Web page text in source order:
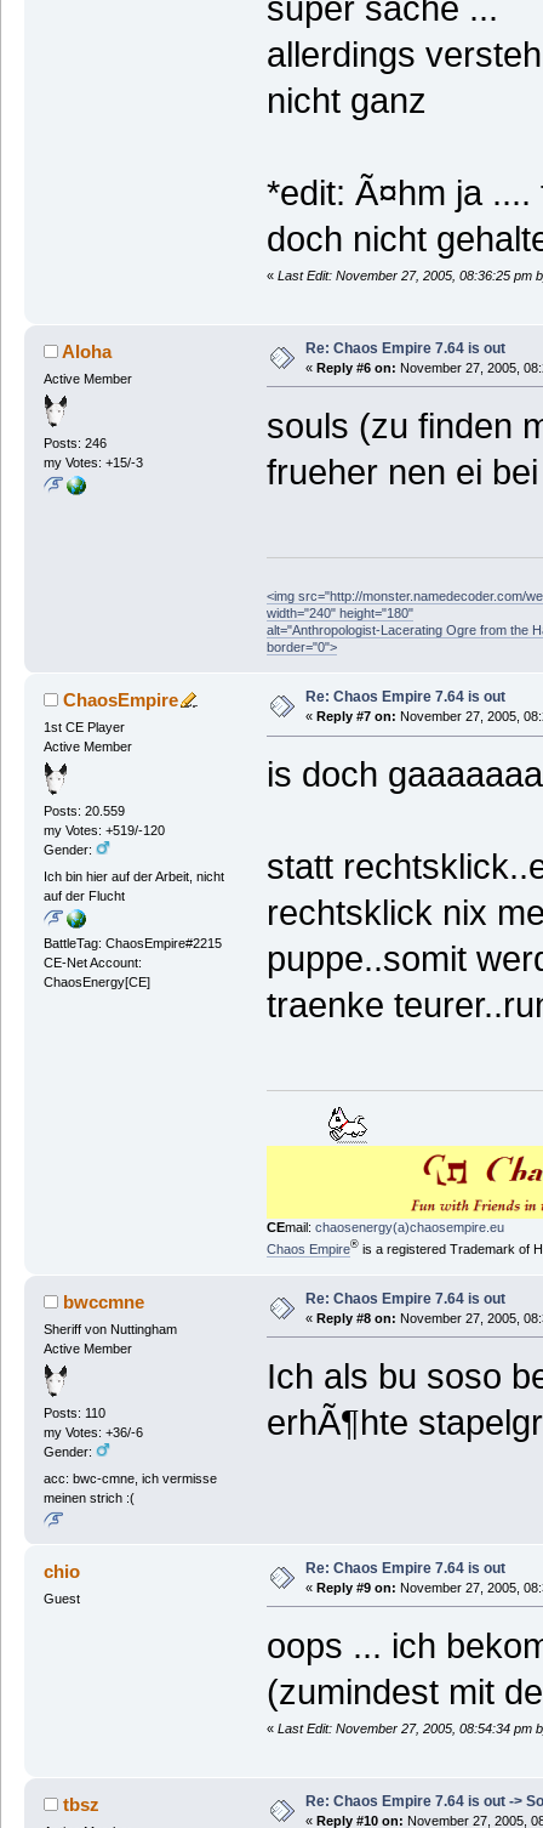
super sache ...
allerdings
nicht ganz
*edit: Ã¤hm ja
doch nicht
« Last Edit: November 27, 2005, 08:36:25 pm
Aloha
Active Member
Posts: 246
my Votes: +15/-3
Re: Chaos Empire 7.64 is out
« Reply #6 on: November 27, 2005,
souls (zu finden
frueher nen ei
<img src="http://monster.namedecoder.com/
width="240" height="180"
alt="Anthropologist-Lacerating Ogre from the
border="0">
ChaosEmpire
1st CE Player
Active Member
Posts: 20.559
my Votes: +519/-120
Gender:
Ich bin hier auf der Arbeit, nicht
auf der Flucht
BattleTag: ChaosEmpire#2215
CE-Net Account:
ChaosEnergy[CE]
Re: Chaos Empire 7.64 is out
« Reply #7 on: November 27, 2005,
is doch
statt
rechtsklick nix
puppe..somit
traenke
CEmail: chaosenergy(a)chaosempire.eu
Chaos Empire®is a registered Trademark of
bwccmne
Sheriff von Nuttingham
Active Member
Posts: 110
my Votes: +36/-6
Gender:
acc: bwc-cmne, ich vermisse
meinen strich :(
Re: Chaos Empire 7.64 is out
« Reply #8 on: November 27, 2005,
Ich als bu soso
erhÃ¶hte
chio
Guest
Re: Chaos Empire 7.64 is out
« Reply #9 on: November 27, 2005,
oops ... ich
(zumindest mit
« Last Edit: November 27, 2005, 08:54:34 pm
tbsz Re: Chaos Empire 7.64 is out ->
« Reply #10 on: November 27, 2005,